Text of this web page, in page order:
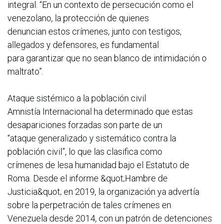
integral. “En un contexto de persecución como el
venezolano, la protección de quienes
denuncian estos crímenes, junto con testigos,
allegados y defensores, es fundamental
para garantizar que no sean blanco de intimidación o
maltrato”.
Ataque sistémico a la población civil
Amnistía Internacional ha determinado que estas
desapariciones forzadas son parte de un
“ataque generalizado y sistemático contra la
población civil”, lo que las clasifica como
crímenes de lesa humanidad bajo el Estatuto de
Roma. Desde el informe &quot;Hambre de
Justicia&quot; en 2019, la organización ya advertía
sobre la perpetración de tales crímenes en
Venezuela desde 2014, con un patrón de detenciones